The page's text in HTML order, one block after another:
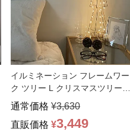
イルミネーション フレームワー
ク ツリー L クリスマスツリー
LED ライト…
通常価格 ¥3,630
直販価格 ¥3,449